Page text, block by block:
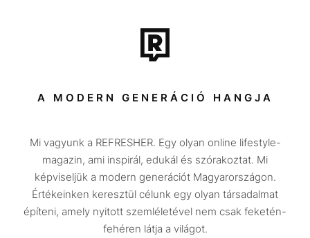
Tech-Tudomány
Sport
Társadalom
Utazás
Életmód
Design
Beszélgetések
A MODERN GENERÁCIÓ HANGJA
Mi vagyunk a REFRESHER. Egy olyan online lifestyle-
magazin, ami inspirál, edukál és szórakoztat. Mi
képviseljük a modern generációt Magyarországon.
Értékeinken keresztül célunk egy olyan társadalmat
építeni, amely nyitott szemléletével nem csak feketén-
fehéren látja a világot.